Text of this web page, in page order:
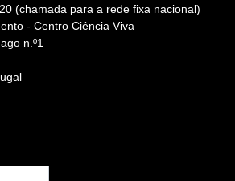
(chamada para a rede fixa nacional)
- Centro Ciência Viva
n.º1